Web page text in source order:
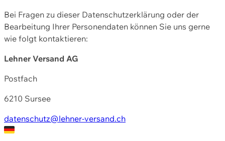
Bei Fragen zu dieser Datenschutzerklärung oder der
Bearbeitung Ihrer Personendaten können Sie uns gerne
wie folgt kontaktieren:
Lehner Versand AG
Postfach
6210 Sursee
datenschutz@lehner-versand.ch